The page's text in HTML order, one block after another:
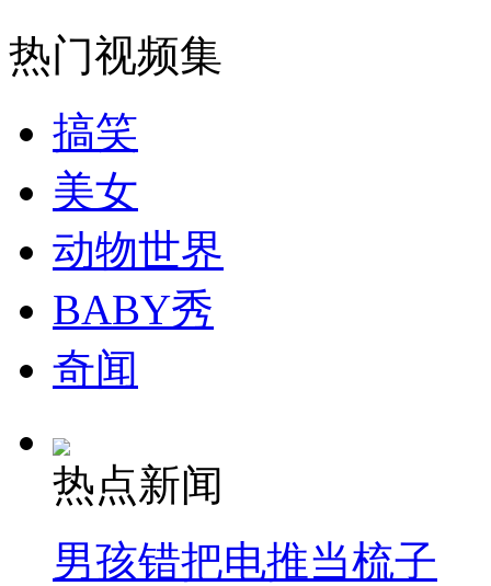
安徽一实载49人客车翻车
消防员救轻生者 花炮节热闹非凡
热门视频集
搞笑
美女
动物世界
BABY秀
奇闻
热点新闻
男孩错把电推当梳子